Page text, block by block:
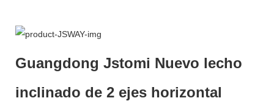
Guangdong Jstomi Nuevo lecho
inclinado de 2 ejes horizontal